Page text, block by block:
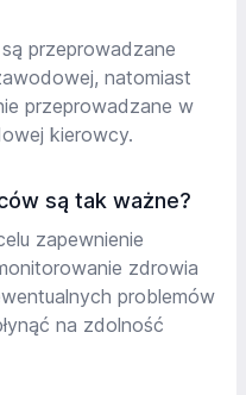
przeprowadzane
natomiast
przeprowadzane w
kierowcy.
są tak ważne?
zapewnienie
zdrowia
problemów
na zdolność